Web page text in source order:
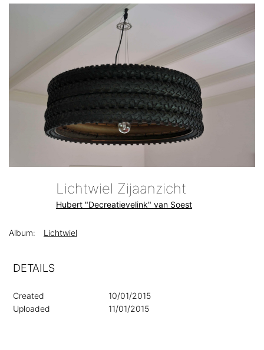
Lichtwiel Zijaanzicht
Hubert "Decreatievelink" van Soest
Album: Lichtwiel
DETAILS
Created
10/01/2015
Uploaded
11/01/2015